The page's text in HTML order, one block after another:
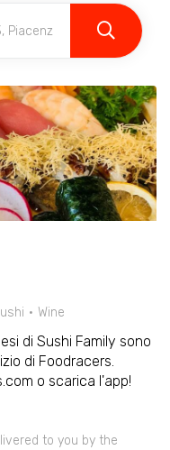
Wine
di Sushi Family sono
di Foodracers.
o scarica l'app!
to you by the